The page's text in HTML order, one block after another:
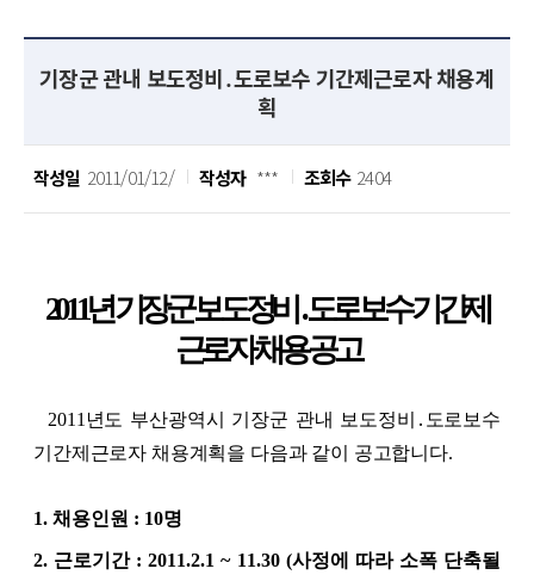
기장군 관내 보도정비․도로보수 기간제근로자 채용계
획
작성일 2011/01/12/ 작성자 *** 조회수 2404
2011년 기장군 보도정비․도로보수 기간제
근로자 채용 공고
2011년도 부산광역시 기장군 관내 보도정비․도로보수
기간제근로자 채용계획을 다음과 같이 공고합니다.
1. 채용인원 : 10명
2. 근로기간 : 2011.2.1 ~ 11.30 (사정에 따라 소폭 단축될